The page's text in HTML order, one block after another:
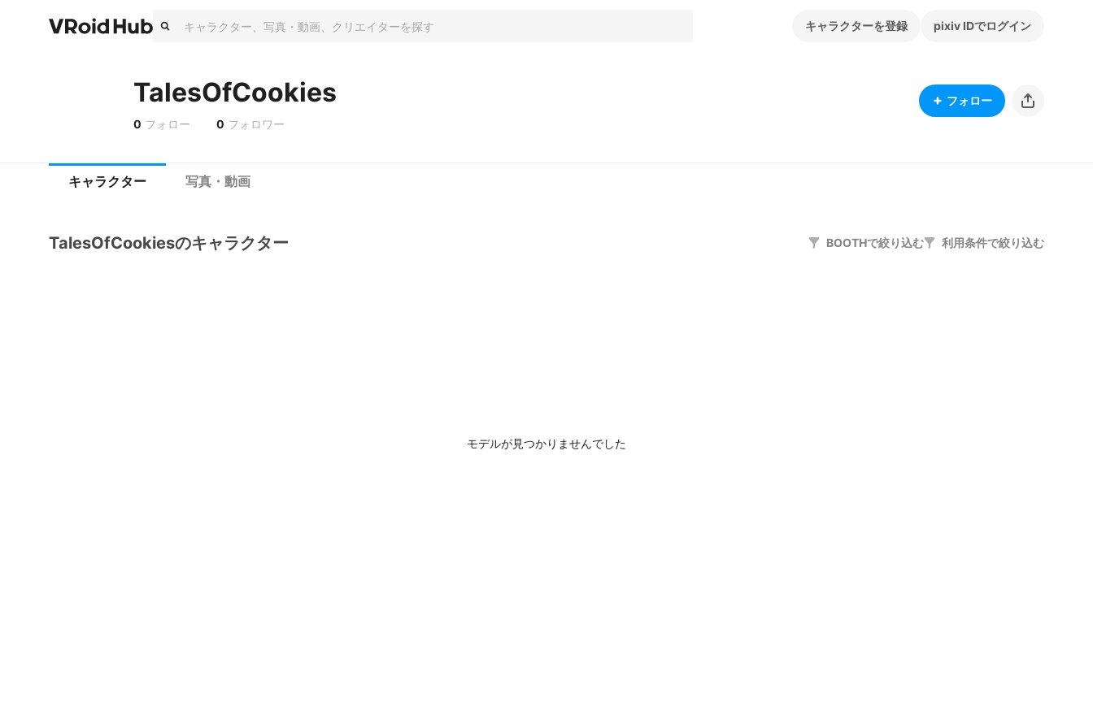
キャラクターを登録 pixiv IDでログイン
TalesOfCookies
0 フォロー 0 フォロワー
フォロー
キャラクター 写真・動画
TalesOfCookiesのキャラクター BOOTHで絞り込む 利用条件で絞り込む
モデルが見つかりませんでした